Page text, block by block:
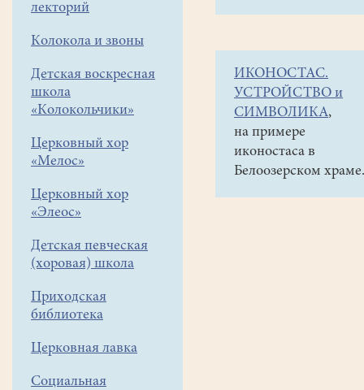
лекторий
Колокола и звоны
Детская воскресная
школа
«Колокольчики»
Церковный хор
«Мелос»
Церковный хор
«Элеос»
Детская певческая
(хоровая) школа
Приходская
библиотека
Церковная лавка
Социальная
состоится
ноября
17часов.
ДК"Гармония",
ИКОНОСТАС.
УСТРОЙСТВО и
СИМВОЛИКА,
на примере
иконостаса в
Белоозерском храме.